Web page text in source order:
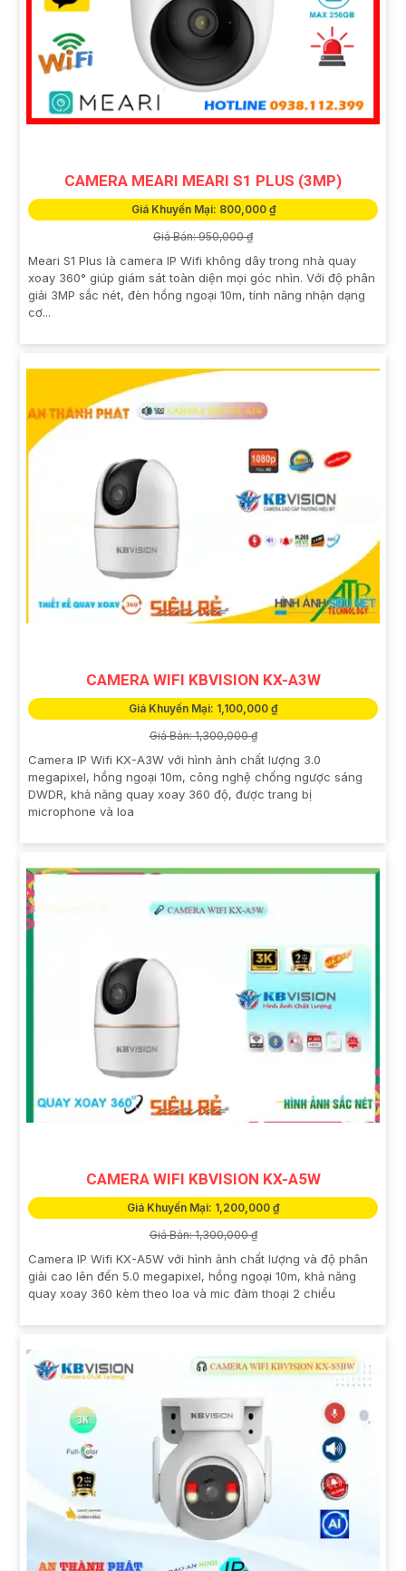
CAMERA MEARI MEARI S1 PLUS (3MP)
Giá Khuyến Mại: 800,000 ₫
Giá Bán: 950,000 ₫
Meari S1 Plus là camera IP Wifi không dây trong nhà quay
xoay 360° giúp giám sát toàn diện mọi góc nhìn. Với độ phân
giải 3MP sắc nét, đèn hồng ngoại 10m, tính năng nhận dạng
cơ...
CAMERA WIFI KBVISION KX-A3W
Giá Khuyến Mại: 1,100,000 ₫
Giá Bán: 1,300,000 ₫
Camera IP Wifi KX-A3W với hình ảnh chất lượng 3.0
megapixel, hồng ngoại 10m, công nghệ chống ngược sáng
DWDR, khả năng quay xoay 360 độ, được trang bị
microphone và loa
CAMERA WIFI KBVISION KX-A5W
Giá Khuyến Mại: 1,200,000 ₫
Giá Bán: 1,300,000 ₫
Camera IP Wifi KX-A5W với hình ảnh chất lượng và độ phân
giải cao lên đến 5.0 megapixel, hồng ngoại 10m, khả năng
quay xoay 360 kèm theo loa và mic đàm thoại 2 chiều